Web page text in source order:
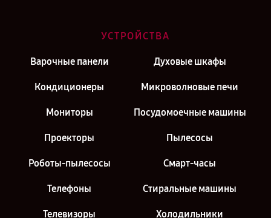
УСТРОЙСТВА
Варочные панели Духовые шкафы
Кондиционеры Микроволновые печи
Мониторы Посудомоечные машины
Проекторы Пылесосы
Роботы-пылесосы Смарт-часы
Телефоны Стиральные машины
Телевизоры Холодильники